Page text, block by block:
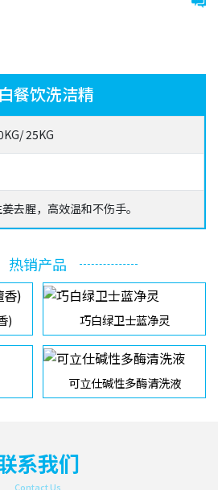
餐饮洗洁精
25KG
去腥，高效温和不伤手。
热销产品
) 巧白绿卫士蓝净灵
可立仕碱性多酶清洗液
系我们
Contact Us